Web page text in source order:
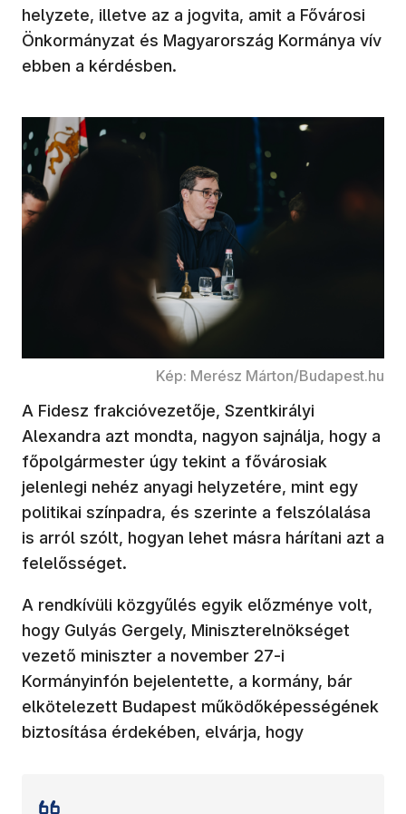
helyzete, illetve az a jogvita, amit a Fővárosi
Önkormányzat és Magyarország Kormánya vív
ebben a kérdésben.
Kép: Merész Márton/Budapest.hu
A Fidesz frakcióvezetője, Szentkirályi
Alexandra azt mondta, nagyon sajnálja, hogy a
főpolgármester úgy tekint a fővárosiak
jelenlegi nehéz anyagi helyzetére, mint egy
politikai színpadra, és szerinte a felszólalása
is arról szólt, hogyan lehet másra hárítani azt a
felelősséget.
A rendkívüli közgyűlés egyik előzménye volt,
hogy Gulyás Gergely, Miniszterelnökséget
vezető miniszter a november 27-i
Kormányinfón bejelentette, a kormány, bár
elkötelezett Budapest működőképességének
biztosítása érdekében, elvárja, hogy